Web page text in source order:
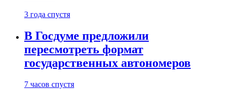
3 года спустя
В Госдуме предложили
пересмотреть формат
государственных автономеров
7 часов спустя